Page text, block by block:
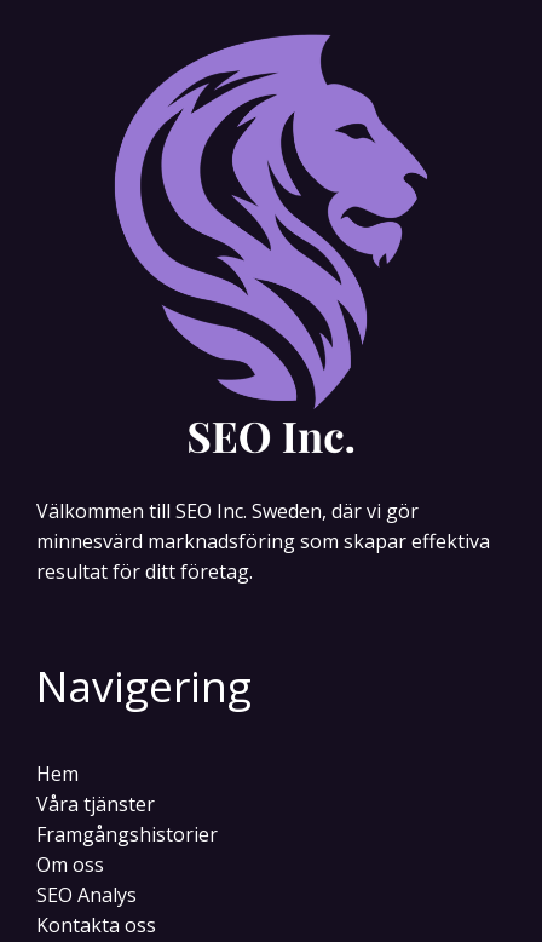
Välkommen till SEO Inc. Sweden, där vi gör
minnesvärd marknadsföring som skapar effektiva
resultat för ditt företag.
Navigering
Hem
Våra tjänster
Framgångshistorier
Om oss
SEO Analys
Kontakta oss